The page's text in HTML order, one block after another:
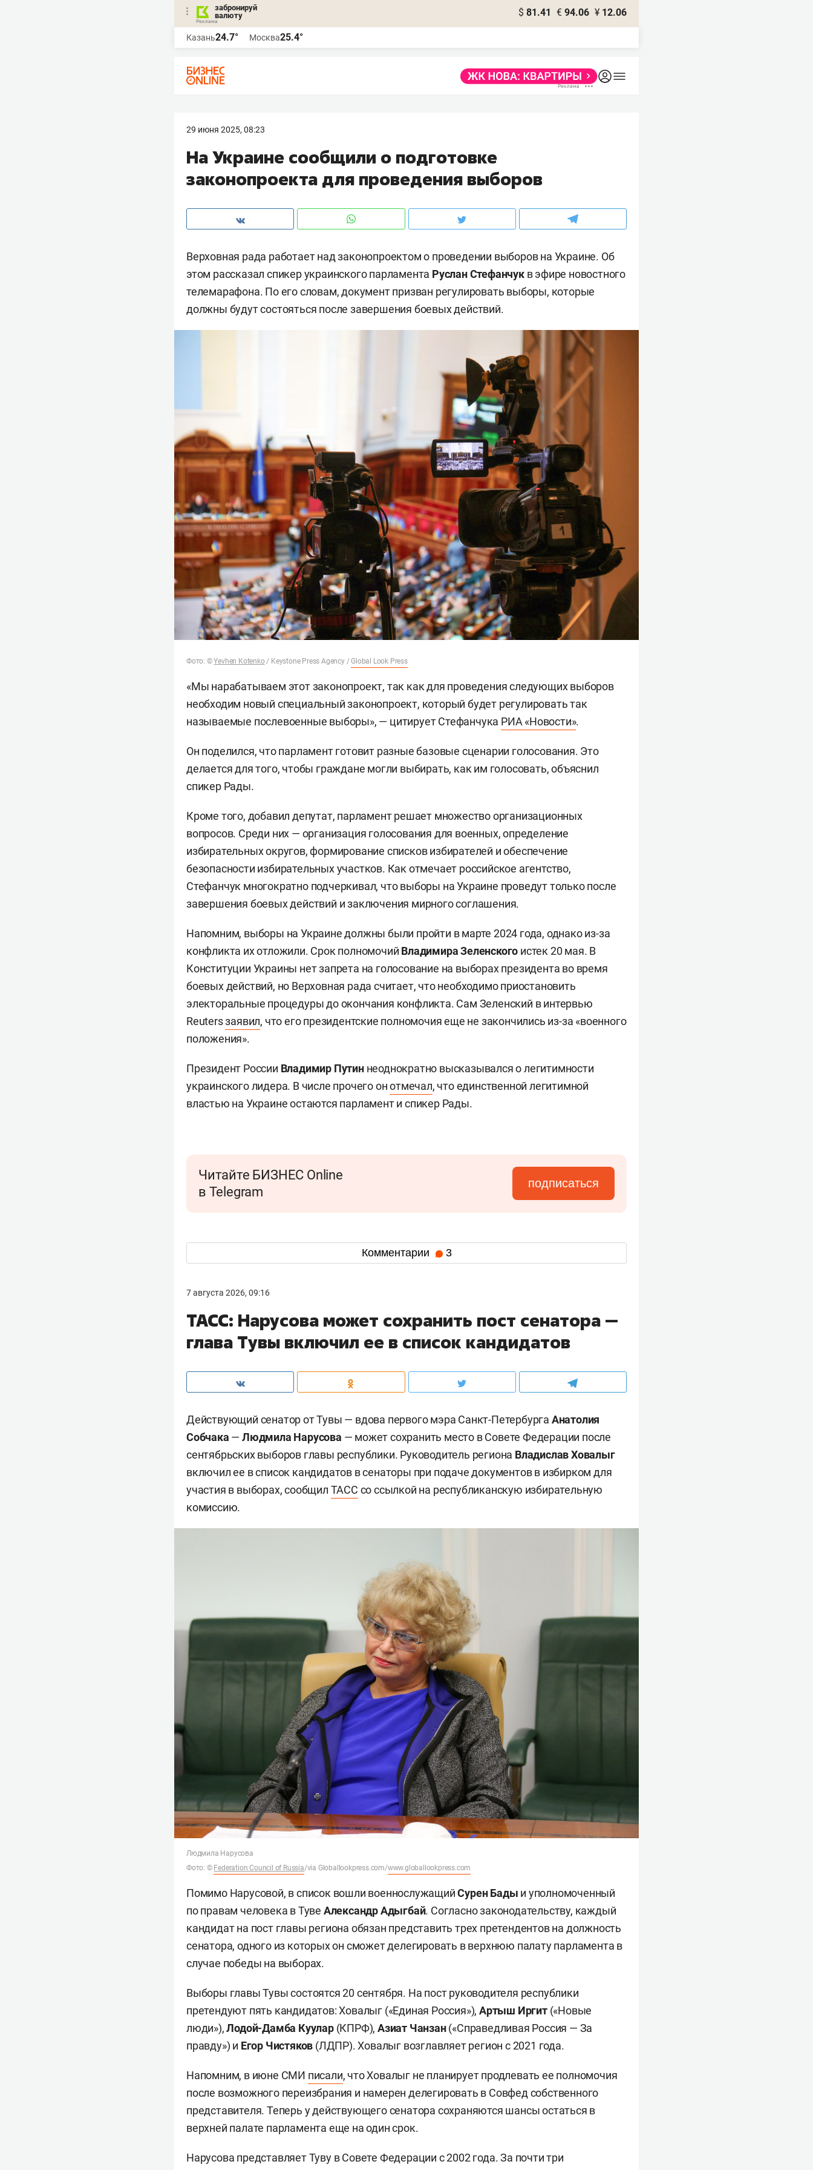
забронируй
валюту
$ 81.41 € 94.06 ¥ 12.06
Казань24.7° Москва25.4°
29 июня 2025, 08:23
На Украине сообщили о подготовке
законопроекта для проведения выборов
Верховная рада работает над законопроектом о проведении выборов на Украине. Об
этом рассказал спикер украинского парламента Руслан Стефанчук в эфире новостного
телемарафона. По его словам, документ призван регулировать выборы, которые
должны будут состояться после завершения боевых действий.
Фото: ©Yevhen Kotenko / Keystone Press Agency /Global Look Press
«Мы нарабатываем этот законопроект, так как для проведения следующих выборов
необходим новый специальный законопроект, который будет регулировать так
называемые послевоенные выборы», — цитирует Стефанчука РИА «Новости».
Он поделился, что парламент готовит разные базовые сценарии голосования. Это
делается для того, чтобы граждане могли выбирать, как им голосовать, объяснил
спикер Рады.
Кроме того, добавил депутат, парламент решает множество организационных
вопросов. Среди них — организация голосования для военных, определение
избирательных округов, формирование списков избирателей и обеспечение
безопасности избирательных участков. Как отмечает российское агентство,
Стефанчук многократно подчеркивал, что выборы на Украине проведут только после
завершения боевых действий и заключения мирного соглашения.
Напомним, выборы на Украине должны были пройти в марте 2024 года, однако из-за
конфликта их отложили. Срок полномочий Владимира Зеленского истек 20 мая. В
Конституции Украины нет запрета на голосование на выборах президента во время
боевых действий, но Верховная рада считает, что необходимо приостановить
электоральные процедуры до окончания конфликта. Сам Зеленский в интервью
Reutersзаявил, что его президентские полномочия еще не закончились из-за «военного
положения».
Президент России Владимир Путиннеоднократно высказывался о легитимности
украинского лидера. В числе прочего онотмечал, что единственной легитимной
властью на Украине остаются парламент и спикер Рады.
Читайте БИЗНЕС Online
в Telegram
подписаться
Комментарии 3
7 августа 2026, 09:16
ТАСС: Нарусова может сохранить пост сенатора —
глава Тувы включил ее в список кандидатов
Действующий сенатор от Тувы — вдова первого мэра Санкт-Петербурга Анатолия
Собчака —Людмила Нарусова — может сохранить место в Совете Федерации после
сентябрьских выборов главы республики. Руководитель региона Владислав Ховалыг
включил ее в список кандидатов в сенаторы при подаче документов в избирком для
участия в выборах, сообщил ТАСС со ссылкой на республиканскую избирательную
комиссию.
Людмила Нарусова
Фото: © Federation Council of Russia/via Globallookpress.com/www.globallookpress.com
Помимо Нарусовой, в список вошли военнослужащийСурен Бады и уполномоченный
по правам человека в Туве Александр Адыгбай. Согласно законодательству, каждый
кандидат на пост главы региона обязан представить трех претендентов на должность
сенатора, одного из которых он сможет делегировать в верхнюю палату парламента в
случае победы на выборах.
Выборы главы Тувы состоятся 20 сентября. На пост руководителя республики
претендуют пять кандидатов: Ховалыг («Единая Россия»), Артыш Иргит(«Новые
люди»),Лодой-Дамба Куулар(КПРФ),Азиат Чанзан(«Справедливая Россия — За
правду») и Егор Чистяков (ЛДПР). Ховалыг возглавляет регион с 2021 года.
Напомним, в июне СМИ писали, что Ховалыг не планирует продлевать ее полномочия
после возможного переизбрания и намерен делегировать в Совфед собственного
представителя. Теперь у действующего сенатора сохраняются шансы остаться в
верхней палате парламента еще на один срок.
Нарусова представляет Туву в Совете Федерации с 2002 года. За почти три